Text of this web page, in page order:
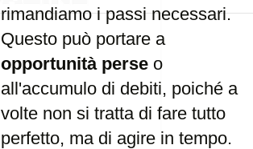
rimandiamo i passi necessari.
Questo può portare a
opportunità perse o
all'accumulo di debiti, poiché a
volte non si tratta di fare tutto
perfetto, ma di agire in tempo.